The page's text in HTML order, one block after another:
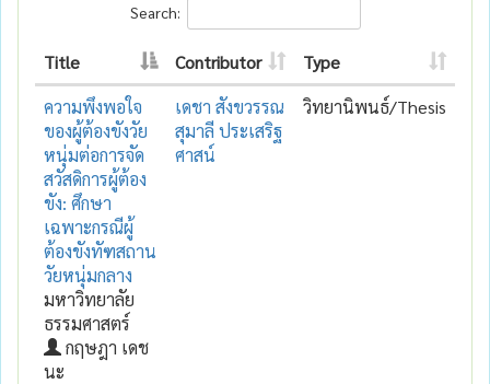
Search:
Title Contributor
Type
ความพึงพอใจ
ของผู้ต้องขังวัย
หนุ่มต่อการจัด
สวัสดิการผู้ต้อง
ขัง: ศึกษา
เฉพาะกรณีผู้
ต้องขังทัฑสถาน
วัยหนุ่มกลาง
มหาวิทยาลัย
ธรรมศาสตร์
กฤษฎา เดช
นะ
เดชา สังขวรรณ
สุมาลี ประเสริฐ
ศาสน์
วิทยานิพนธ์/Thesis